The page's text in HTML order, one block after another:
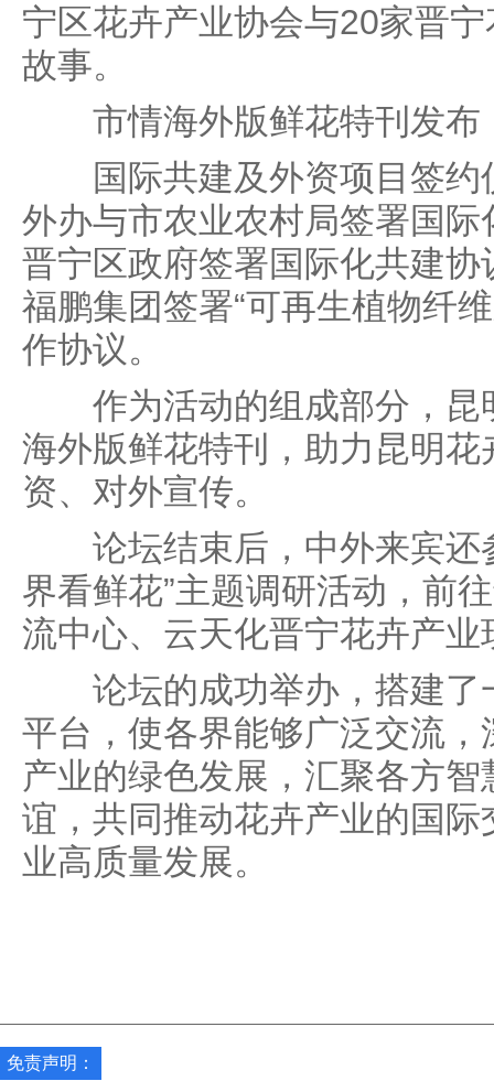
宁区花卉产业协会与20家晋
故事。
市情海外版鲜花特刊发布
国际共建及外资项目签约
外办与市农业农村局签署国
晋宁区政府签署国际化共建
福鹏集团签署“可再生植物纤
作协议。
作为活动的组成部分，昆
海外版鲜花特刊，助力昆明
资、对外宣传。
论坛结束后，中外来宾还
界看鲜花”主题调研活动，前
流中心、云天化晋宁花卉产
论坛的成功举办，搭建了
平台，使各界能够广泛交流
产业的绿色发展，汇聚各方
谊，共同推动花卉产业的国
业高质量发展。
免责声明：